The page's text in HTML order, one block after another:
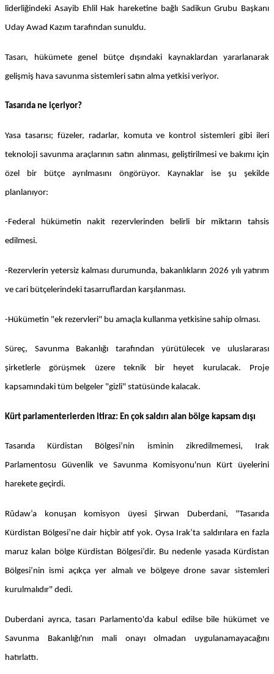
liderliğindeki Asayib Ehlil Hak hareketine bağlı Sadikun Grubu Başkanı
Uday Awad Kazım tarafından sunuldu.
Tasarı, hükümete genel bütçe dışındaki kaynaklardan yararlanarak
gelişmiş hava savunma sistemleri satın alma yetkisi veriyor.
Tasarıda ne içeriyor?
Yasa tasarısı; füzeler, radarlar, komuta ve kontrol sistemleri gibi ileri
teknoloji savunma araçlarının satın alınması, geliştirilmesi ve bakımı için
özel bir bütçe ayrılmasını öngörüyor. Kaynaklar ise şu şekilde
planlanıyor:
-Federal hükümetin nakit rezervlerinden belirli bir miktarın tahsis
edilmesi.
-Rezervlerin yetersiz kalması durumunda, bakanlıkların 2026 yılı yatırım
ve cari bütçelerindeki tasarruflardan karşılanması.
-Hükümetin "ek rezervleri" bu amaçla kullanma yetkisine sahip olması.
Süreç, Savunma Bakanlığı tarafından yürütülecek ve uluslararası
şirketlerle görüşmek üzere teknik bir heyet kurulacak. Proje
kapsamındaki tüm belgeler "gizli" statüsünde kalacak.
Kürt parlamenterlerden itiraz: En çok saldırı alan bölge kapsam dışı
Tasarıda Kürdistan Bölgesi’nin isminin zikredilmemesi, Irak
Parlamentosu Güvenlik ve Savunma Komisyonu'nun Kürt üyelerini
harekete geçirdi.
Rûdaw’a konuşan komisyon üyesi Şirwan Duberdani, "Tasarıda
Kürdistan Bölgesi’ne dair hiçbir atıf yok. Oysa Irak’ta saldırılara en fazla
maruz kalan bölge Kürdistan Bölgesi’dir. Bu nedenle yasada Kürdistan
Bölgesi’nin ismi açıkça yer almalı ve bölgeye drone savar sistemleri
kurulmalıdır" dedi.
Duberdani ayrıca, tasarı Parlamento'da kabul edilse bile hükümet ve
Savunma Bakanlığı'nın mali onayı olmadan uygulanamayacağını
hatırlattı.